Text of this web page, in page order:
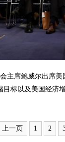
席鲍威尔出席美
标以及美国经
上一页 1 2